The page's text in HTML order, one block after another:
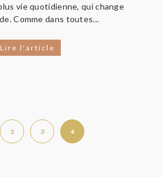
vie quotidienne, qui change
Comme dans toutes...
Lire l'article
2 3 4